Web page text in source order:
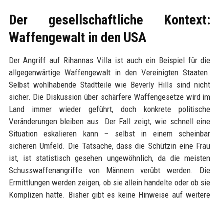
Der gesellschaftliche Kontext:
Waffengewalt in den USA
Der Angriff auf Rihannas Villa ist auch ein Beispiel für die
allgegenwärtige Waffengewalt in den Vereinigten Staaten.
Selbst wohlhabende Stadtteile wie Beverly Hills sind nicht
sicher. Die Diskussion über schärfere Waffengesetze wird im
Land immer wieder geführt, doch konkrete politische
Veränderungen bleiben aus. Der Fall zeigt, wie schnell eine
Situation eskalieren kann – selbst in einem scheinbar
sicheren Umfeld. Die Tatsache, dass die Schützin eine Frau
ist, ist statistisch gesehen ungewöhnlich, da die meisten
Schusswaffenangriffe von Männern verübt werden. Die
Ermittlungen werden zeigen, ob sie allein handelte oder ob sie
Komplizen hatte. Bisher gibt es keine Hinweise auf weitere